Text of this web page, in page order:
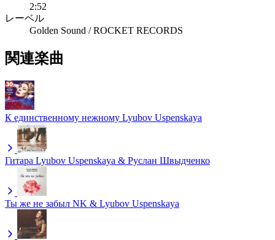
2:52
レーベル
Golden Sound / ROCKET RECORDS
関連楽曲
К единственному нежному Lyubov Uspenskaya
Гитара Lyubov Uspenskaya & Руслан Швыдченко
Ты же не забыл NK & Lyubov Uspenskaya